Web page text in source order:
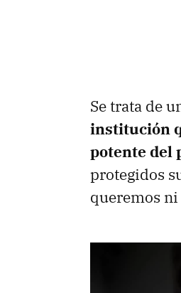
Se trata de
institución
potente del
protegidos
queremos ni